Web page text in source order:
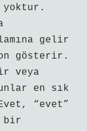
yoktur.
gelir
gösterir.
veya
en sık
“evet”
bir